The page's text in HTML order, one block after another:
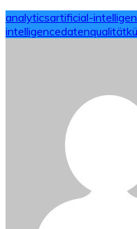
analyticsartificial-
intelligencedatenqualität